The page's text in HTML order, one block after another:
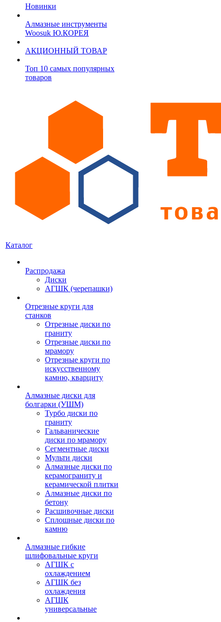
Новинки
Алмазные инструменты
Woosuk Ю.КОРЕЯ
АКЦИОННЫЙ ТОВАР
Топ 10 самых популярных
товаров
Каталог
Распродажа
Диски
АГШК (черепашки)
Отрезные круги для
станков
Отрезные диски по
граниту
Отрезные диски по
мрамору
Отрезные круги по
искусственному
камню, кварциту
Алмазные диски для
болгарки (УШМ)
Турбо диски по
граниту
Гальванические
диски по мрамору
Сегментные диски
Мульти диски
Алмазные диски по
керамограниту и
керамической плитки
Алмазные диски по
бетону
Расшивочные диски
Сплошные диски по
камню
Алмазные гибкие
шлифовальные круги
АГШК с
охлаждением
АГШК без
охлаждения
АГШК
универсальные